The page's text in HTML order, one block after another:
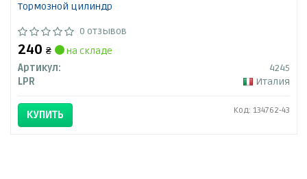
Тормозной цилиндр
0 отзывов
240 ₴
на складе
Артикул:
4245
LPR
Италия
КУПИТЬ Код: 134762-43